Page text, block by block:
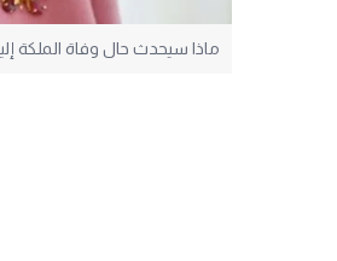
ماذا سيحدث حال وفاة الملكة